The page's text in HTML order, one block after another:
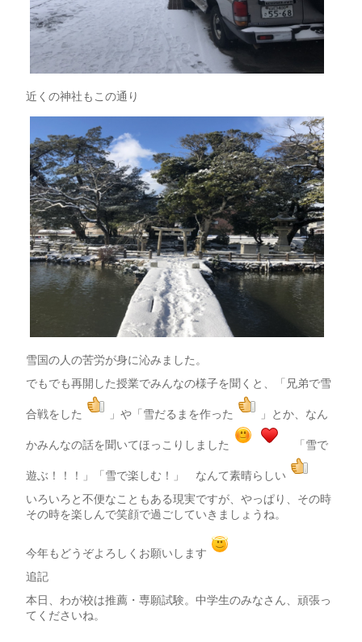
近くの神社もこの通り
雪国の人の苦労が身に沁みました。
でもでも再開した授業でみんなの様子を聞くと、「兄弟で雪
合戦をした 」や「雪だるまを作った 」とか、なん
かみんなの話を聞いてほっこりしました 「雪で
遊ぶ！！！」「雪で楽しむ！」 なんて素晴らしい
いろいろと不便なこともある現実ですが、やっぱり、その時
その時を楽しんで笑顔で過ごしていきましょうね。
今年もどうぞよろしくお願いします
追記
本日、わが校は推薦・専願試験。中学生のみなさん、頑張っ
てくださいね。